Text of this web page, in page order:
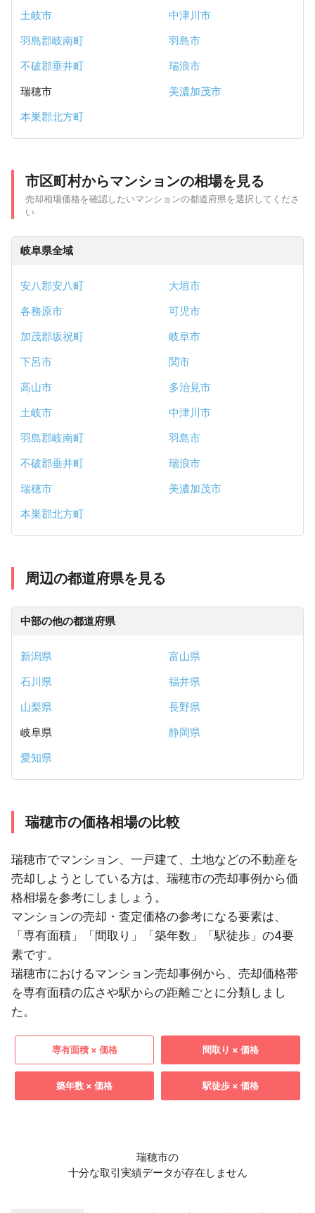
土岐市
中津川市
羽島郡岐南町
羽島市
不破郡垂井町
瑞浪市
瑞穂市
美濃加茂市
本巣郡北方町
市区町村からマンションの相場を見る
売却相場価格を確認したいマンションの都道府県を選択してくださ
い
岐阜県全域
安八郡安八町
大垣市
各務原市
可児市
加茂郡坂祝町
岐阜市
下呂市
関市
高山市
多治見市
土岐市
中津川市
羽島郡岐南町
羽島市
不破郡垂井町
瑞浪市
瑞穂市
美濃加茂市
本巣郡北方町
周辺の都道府県を見る
中部の他の都道府県
新潟県
富山県
石川県
福井県
山梨県
長野県
岐阜県
静岡県
愛知県
瑞穂市の価格相場の比較
瑞穂市でマンション、一戸建て、土地などの不動産を
売却しようとしている方は、瑞穂市の売却事例から価
格相場を参考にしましょう。
マンションの売却・査定価格の参考になる要素は、
「専有面積」「間取り」「築年数」「駅徒歩」の4要
素です。
瑞穂市におけるマンション売却事例から、売却価格帯
を専有面積の広さや駅からの距離ごとに分類しまし
た。
専有面積 × 価格 間取り × 価格
築年数 × 価格 駅徒歩 × 価格
瑞穂市の
十分な取引実績データが存在しません